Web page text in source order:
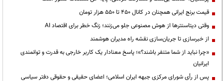
قیمت‌ برنج ایرانی همچنان در کانال ۴۵۰ تا ۵۵۰ هزار تومان
وقتی دیتاسنترها از هوش مصنوعی جلو می‌زنند؛ زنگ خطر برای اقتصاد AI
از خبرسازی تا جریان‌سازی نقشه راه مدیران هوشمند
«چرا نباید از شما متنفر باشند؟»؛ پاسخ معنادار یک کاربر خارجی به قدرت و توانمندی
ایرانیان
پس از رأی شورای مرکزی جبهه ایران اسلامی؛ اعضای حقیقی و حقوقی دفتر سیاسی